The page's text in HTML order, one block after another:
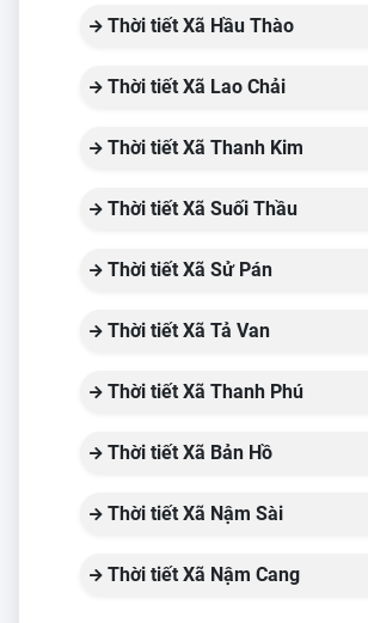
Thời tiết Xã Hầu Thào
Thời tiết Xã Lao Chải
Thời tiết Xã Thanh Kim
Thời tiết Xã Suối Thầu
Thời tiết Xã Sử Pán
Thời tiết Xã Tả Van
Thời tiết Xã Thanh Phú
Thời tiết Xã Bản Hồ
Thời tiết Xã Nậm Sài
Thời tiết Xã Nậm Cang